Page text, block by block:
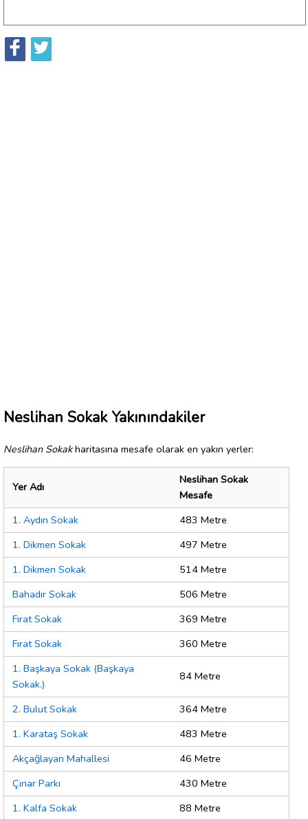
Neslihan Sokak Yakınındakiler
Neslihan Sokakharitasına mesafe olarak en yakın yerler:
Yer Adı
Neslihan Sokak
Mesafe
1. Aydın Sokak
483 Metre
1. Dikmen Sokak
497 Metre
1. Dikmen Sokak
514 Metre
Bahadır Sokak
506 Metre
Fırat Sokak
369 Metre
Fırat Sokak
360 Metre
1. Başkaya Sokak (Başkaya
Sokak.)
84 Metre
2. Bulut Sokak
364 Metre
1. Karataş Sokak
483 Metre
Akçağlayan Mahallesi
46 Metre
Çınar Parkı
430 Metre
1. Kalfa Sokak
88 Metre